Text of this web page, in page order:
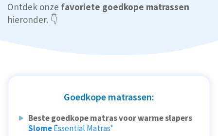
Ontdek onze favoriete goedkope matrassen
hieronder. 👇
Goedkope matrassen:
Beste goedkope matras voor warme slapers
SlomeEssential Matras*